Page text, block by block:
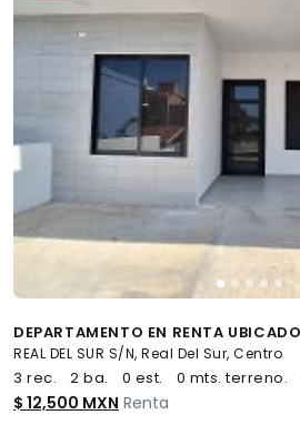
REAL DEL SUR S/N, Real Del Sur, Centro
3 rec. 2 ba. 0 est. 0 mts. terreno.
$ 12,500 MXN Renta